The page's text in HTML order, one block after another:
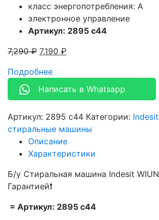
класс энергопотребления: A
электронное управление
Артикул: 2895 c44
7,290₽ 7,190 ₽
Подробнее
Написать в Whatsapp
Артикул: 2895 c44 Категории: Indesit
стиральные машины
Описание
Характеристики
Б/у Стиральная машина Indesit
Гарантией❗
= Артикул: 2895 c44